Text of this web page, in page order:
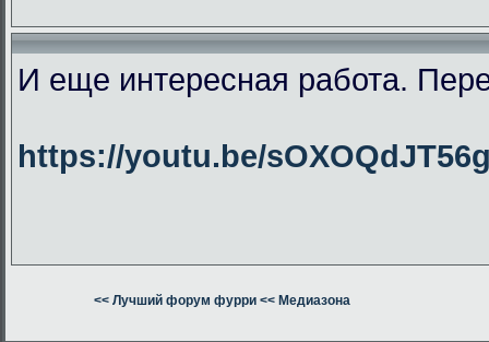
И еще интересная работа.
https://youtu.be/
<< Лучший форум фурри << Медиазона